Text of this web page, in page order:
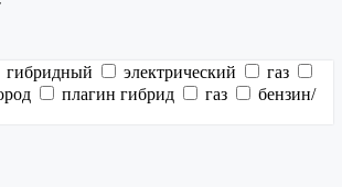
гибридный электрический
газ
плагин гибрид газ
бензин/